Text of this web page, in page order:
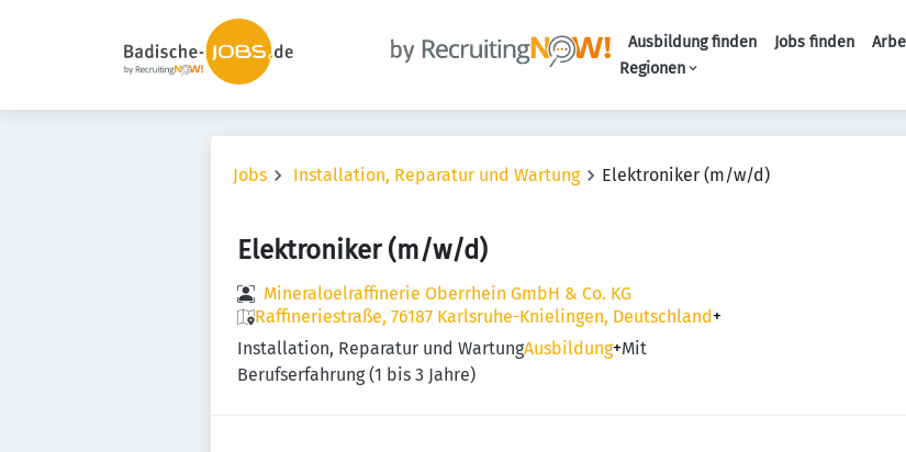
Ausbildung finden Jobs finden
Regionen
Jobs Installation, Reparatur und Wartung Elektroniker (m/w/d)
Elektroniker (m/w/d)
Mineraloelraffinerie Oberrhein GmbH & Co. KG
Raffineriestraße, 76187 Karlsruhe-Knielingen, Deutschland+
Installation, Reparatur und WartungAusbildung+Mit
Berufserfahrung (1 bis 3 Jahre)